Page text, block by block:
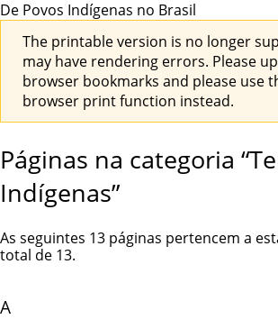
De Povos Indígenas no Brasil
The printable version is no longer
may have rendering errors. Please
browser bookmarks and please use
browser print function instead.
Páginas na categoria
Indígenas”
As seguintes 13 páginas pertencem a
total de 13.
A